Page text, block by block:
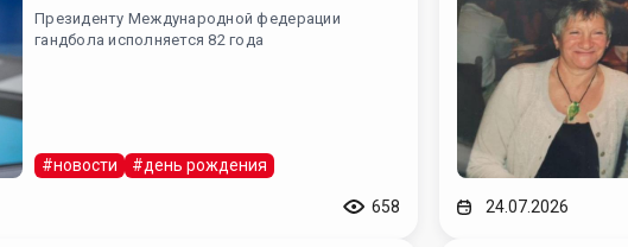
Президенту Международной федерации
гандбола исполняется 82 года
#новости #день рождения
658 24.07.2026